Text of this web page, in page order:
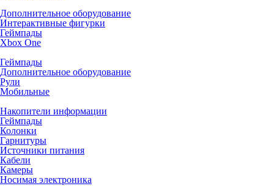
Дополнительное оборудование
Интерактивные фигурки
Геймпады
Xbox One
Геймпады
Дополнительное оборудование
Рули
Мобильные
Накопители информации
Геймпады
Колонки
Гарнитуры
Источники питания
Кабели
Камеры
Носимая электроника